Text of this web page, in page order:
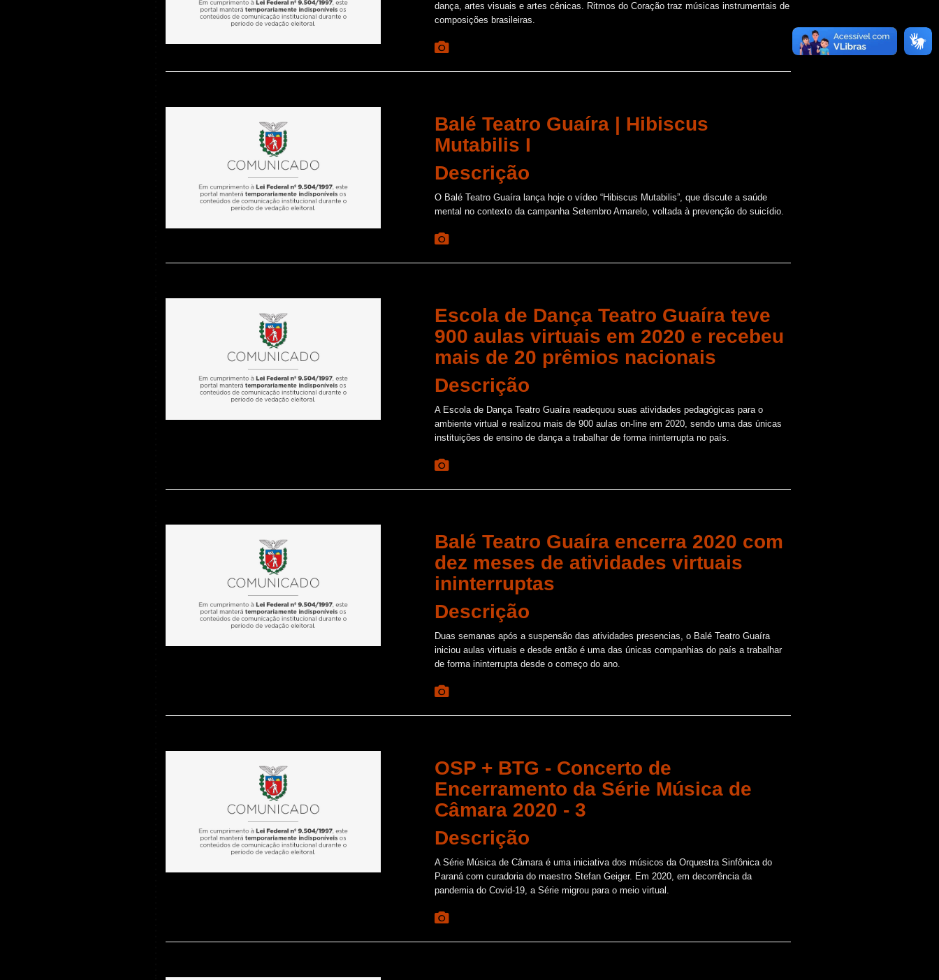
dança, artes visuais e artes cênicas. Ritmos do Coração traz músicas instrumentais de
composições brasileiras.
Balé Teatro Guaíra | Hibiscus
Mutabilis I
Descrição
O Balé Teatro Guaíra lança hoje o vídeo “Hibiscus Mutabilis”, que discute a saúde
mental no contexto da campanha Setembro Amarelo, voltada à prevenção do suicídio.
Escola de Dança Teatro Guaíra teve
900 aulas virtuais em 2020 e recebeu
mais de 20 prêmios nacionais
Descrição
A Escola de Dança Teatro Guaíra readequou suas atividades pedagógicas para o
ambiente virtual e realizou mais de 900 aulas on-line em 2020, sendo uma das únicas
instituições de ensino de dança a trabalhar de forma ininterrupta no país.
Balé Teatro Guaíra encerra 2020 com
dez meses de atividades virtuais
ininterruptas
Descrição
Duas semanas após a suspensão das atividades presencias, o Balé Teatro Guaíra
iniciou aulas virtuais e desde então é uma das únicas companhias do país a trabalhar
de forma ininterrupta desde o começo do ano.
OSP + BTG - Concerto de
Encerramento da Série Música de
Câmara 2020 - 3
Descrição
A Série Música de Câmara é uma iniciativa dos músicos da Orquestra Sinfônica do
Paraná com curadoria do maestro Stefan Geiger. Em 2020, em decorrência da
pandemia do Covid-19, a Série migrou para o meio virtual.